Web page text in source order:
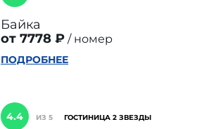
Байка
от 7778 ₽
номер
ПОДРОБНЕЕ
4.4 ИЗ 5 ГОСТИНИЦА 2 ЗВЕЗДЫ